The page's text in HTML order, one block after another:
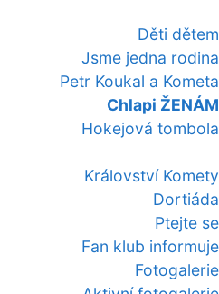
Děti dětem
Jsme jedna rodina
Petr Koukal a Kometa
Chlapi ŽENÁM
Hokejová tombola
Království Komety
Dortiáda
Ptejte se
Fan klub informuje
Fotogalerie